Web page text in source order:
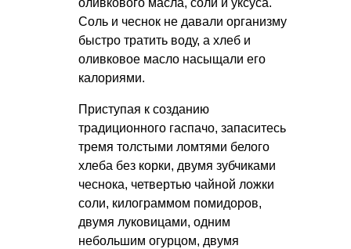
оливкового масла, соли и уксуса.
Соль и чеснок не давали организму
быстро тратить воду, а хлеб и
оливковое масло насыщали его
калориями.
Приступая к созданию
традиционного гаспачо, запаситесь
тремя толстыми ломтями белого
хлеба без корки, двумя зубчиками
чеснока, четвертью чайной ложки
соли, килограммом помидоров,
двумя луковицами, одним
небольшим огурцом, двумя